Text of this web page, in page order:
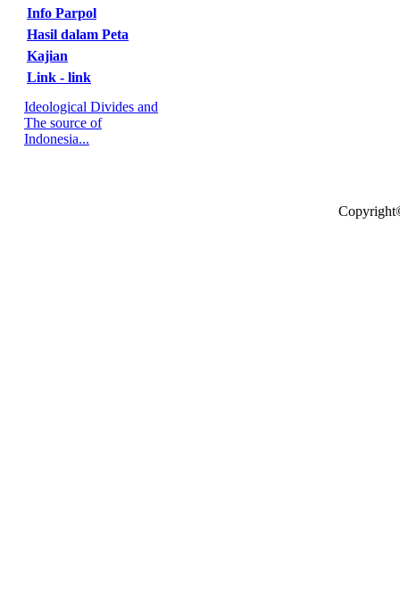
Info Parpol
Hasil dalam Peta
Kajian
Link - link
Ideological Divides and
The source of
Indonesia...